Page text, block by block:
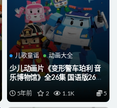
儿歌童谣 动画大全
少儿动画片《变形警车珀利 音
乐博物馆》全26集 国语版26集
1080P/MP4/3.09G 动画片下载
5年前 2 1.1K 5